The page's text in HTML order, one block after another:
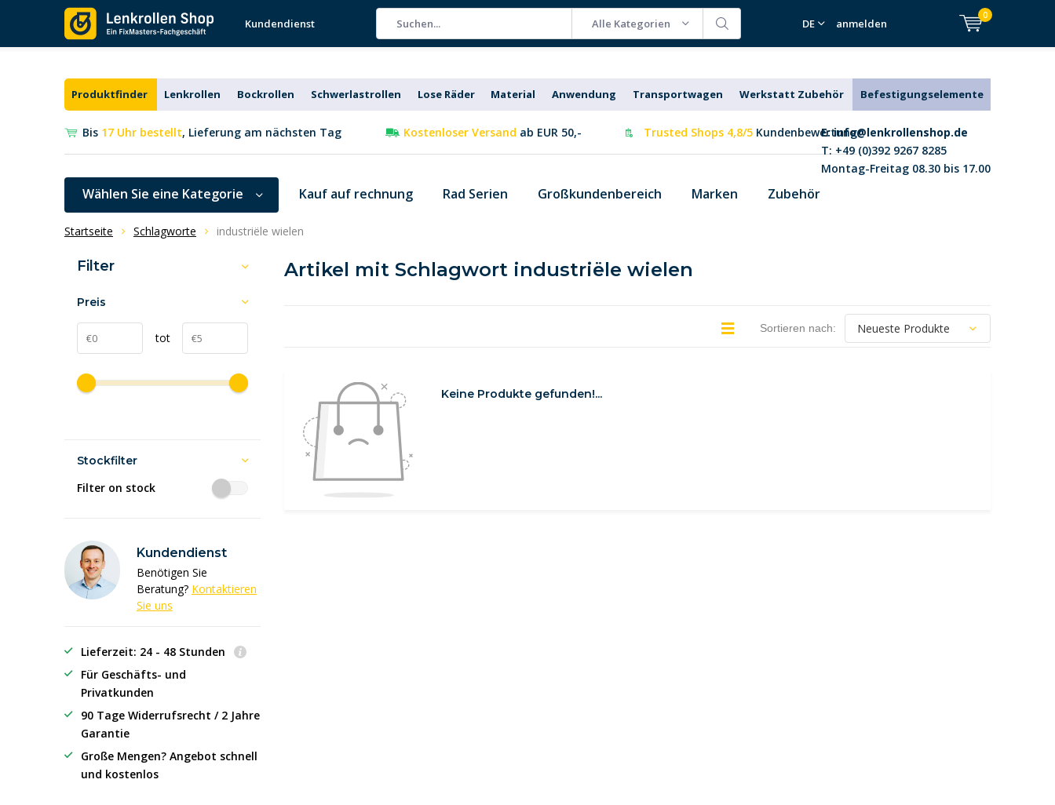
Kundendienst Alle Kategorien DE anmelden
0
Produktfinder Lenkrollen Bockrollen Schwerlastrollen Lose Räder Material Anwendung Transportwagen Werkstatt Zubehör Befestigungselemente
Bis 17 Uhr bestellt, Lieferung am nächsten Tag Kostenloser Versand ab EUR 50,- Trusted Shops 4,8/5 Kundenbewertung
E:info@lenkrollenshop.de
T: +49 (0)392 9267 8285
Montag-Freitag 08.30 bis 17.00
Wählen Sie eine Kategorie Kauf auf rechnung Rad Serien Großkundenbereich Marken Zubehör
Startseite Schlagworte industriële wielen
Artikel mit Schlagwort industriële wielen
Sortieren nach:
Keine Produkte gefunden!...
Filter
Preis
tot
Stockfilter
Filter on stock
Kundendienst
Benötigen Sie
Beratung? Kontaktieren
Sie uns
Lieferzeit: 24 - 48 Stunden
Für Geschäfts- und
Privatkunden
90 Tage Widerrufsrecht / 2 Jahre
Garantie
Große Mengen? Angebot schnell
und kostenlos